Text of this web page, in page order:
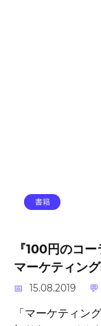
書籍
『100円のコ
マーケティン
15.08.2019
「マーケティン